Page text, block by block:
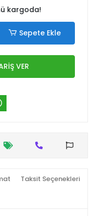
kargoda!
Sepete Ekle
VER
Taksit Seçenekleri